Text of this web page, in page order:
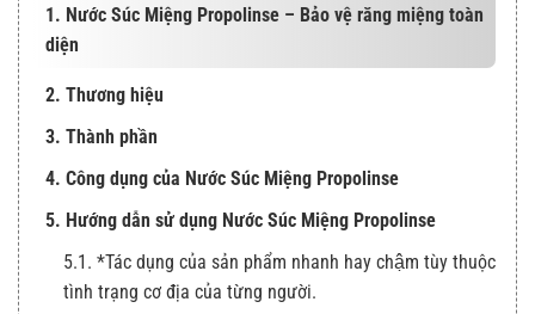
1. Nước Súc Miệng Propolinse – Bảo vệ răng miệng toàn
diện
2. Thương hiệu
3. Thành phần
4. Công dụng của Nước Súc Miệng Propolinse
5. Hướng dẫn sử dụng Nước Súc Miệng Propolinse
5.1. *Tác dụng của sản phẩm nhanh hay chậm tùy thuộc
tình trạng cơ địa của từng người.